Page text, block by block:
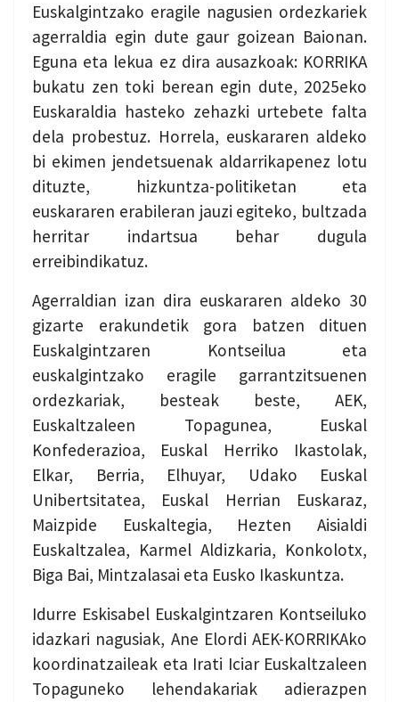
Euskalgintzako eragile nagusien ordezkariek
agerraldia egin dute gaur goizean Baionan.
Eguna eta lekua ez dira ausazkoak: KORRIKA
bukatu zen toki berean egin dute, 2025eko
Euskaraldia hasteko zehazki urtebete falta
dela probestuz. Horrela, euskararen aldeko
bi ekimen jendetsuenak aldarrikapenez lotu
dituzte, hizkuntza-politiketan eta
euskararen erabileran jauzi egiteko, bultzada
herritar indartsua behar dugula
erreibindikatuz.
Agerraldian izan dira euskararen aldeko 30
gizarte erakundetik gora batzen dituen
Euskalgintzaren Kontseilua eta
euskalgintzako eragile garrantzitsuenen
ordezkariak, besteak beste, AEK,
Euskaltzaleen Topagunea, Euskal
Konfederazioa, Euskal Herriko Ikastolak,
Elkar, Berria, Elhuyar, Udako Euskal
Unibertsitatea, Euskal Herrian Euskaraz,
Maizpide Euskaltegia, Hezten Aisialdi
Euskaltzalea, Karmel Aldizkaria, Konkolotx,
Biga Bai, Mintzalasai eta Eusko Ikaskuntza.
Idurre Eskisabel Euskalgintzaren Kontseiluko
idazkari nagusiak, Ane Elordi AEK-KORRIKAko
koordinatzaileak eta Irati Iciar Euskaltzaleen
Topaguneko lehendakariak adierazpen